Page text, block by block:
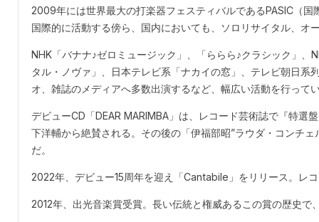
2009年には世界最大の打楽器フェスティバルであるPASIC（
国際的に活動する傍ら、国内においても、ソロリサイタル、
NHK「バナナ♪ゼロミュージック」、「ららら♪クラシック」
タル・ノヴァ」、日本テレビ系「ナカイの窓」、テレビ朝日
オ、雑誌のメディアへ多数出演するなど、幅広い活動を行って
デビューCD「DEAR MARIMBA」は、レコード芸術誌で『特
下洋輔から絶賛される。その後の「伊福部昭”ラウダ・コンチ
だ。
2022年、デビュー15周年を迎え「Cantabile」をリリース。レ
2012年、出光音楽賞受賞。長い伝統と権威あるこの賞の歴史で